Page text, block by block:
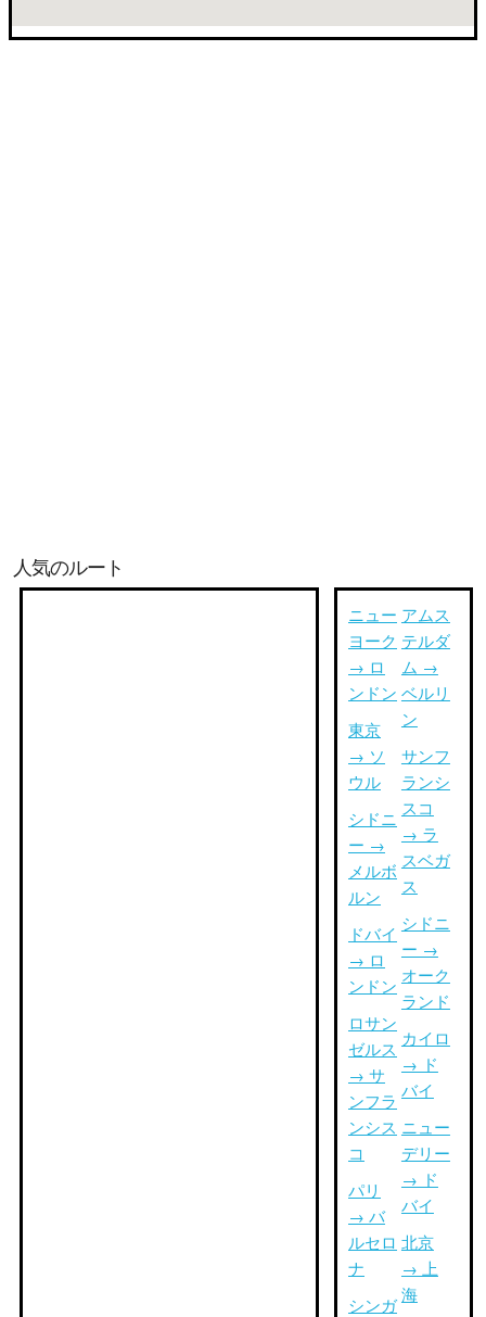
人気のルート
ニュー
ヨーク
→ ロ
ンドン
東京
→ ソ
ウル
シドニ
ー →
メルボ
ルン
ドバイ
→ ロ
ンドン
ロサン
ゼルス
→ サ
ンフラ
ンシス
コ
パリ
→ バ
ルセロ
ナ
シンガ
アムス
テルダ
ム →
ベルリ
ン
サンフ
ランシ
スコ
→ ラ
スベガ
ス
シドニ
ー →
オーク
ランド
カイロ
→ ド
バイ
ニュー
デリー
→ ド
バイ
北京
→ 上
海